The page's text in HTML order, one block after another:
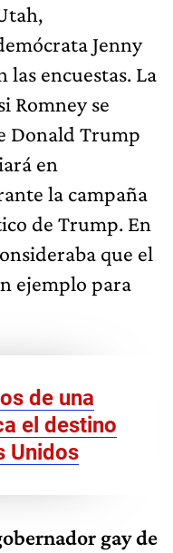
Jenny
encuestas. La
Romney se
Donald Trump
en
la campaña
de Trump. En
que el
ejemplo para
de una
el destino
Unidos
gay de